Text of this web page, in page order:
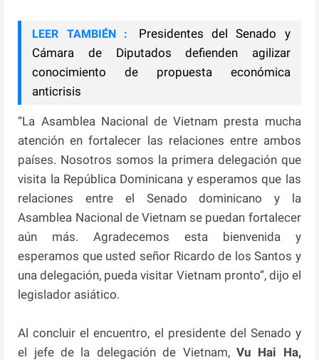
LEER TAMBIÉN :
Presidentes del Senado y
Cámara de Diputados defienden agilizar
conocimiento de propuesta económica
anticrisis
“La Asamblea Nacional de Vietnam presta mucha
atención en fortalecer las relaciones entre ambos
países. Nosotros somos la primera delegación que
visita la República Dominicana y esperamos que las
relaciones entre el Senado dominicano y la
Asamblea Nacional de Vietnam se puedan fortalecer
aún más. Agradecemos esta bienvenida y
esperamos que usted señor Ricardo de los Santos y
una delegación, pueda visitar Vietnam pronto”, dijo el
legislador asiático.
Al concluir el encuentro, el presidente del Senado y
el jefe de la delegación de Vietnam, Vu Hai Ha,